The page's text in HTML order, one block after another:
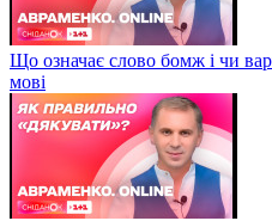
Що означає слово бомж і чи
мові